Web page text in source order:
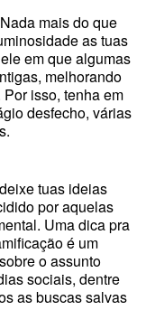
mais do que
as tuas
em que algumas
melhorando
isso, tenha em
desfecho, várias
tuas ideias
por aquelas
Uma dica pra
é um
o assunto
sociais, dentre
as buscas salvas